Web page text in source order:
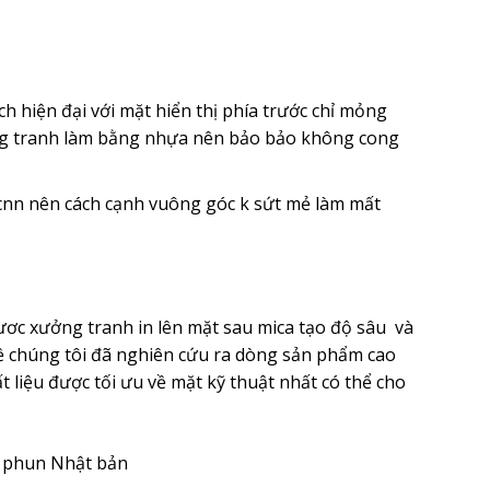
hiện đại với mặt hiển thị phía trước chỉ mỏng
tranh làm bằng nhựa nên bảo bảo không cong
nên cách cạnh vuông góc k sứt mẻ làm mất
xưởng tranh in lên mặt sau mica tạo độ sâu và
tôi đã nghiên cứu ra dòng sản phẩm cao
liệu được tối ưu về mặt kỹ thuật nhất có thể cho
Nhật bản